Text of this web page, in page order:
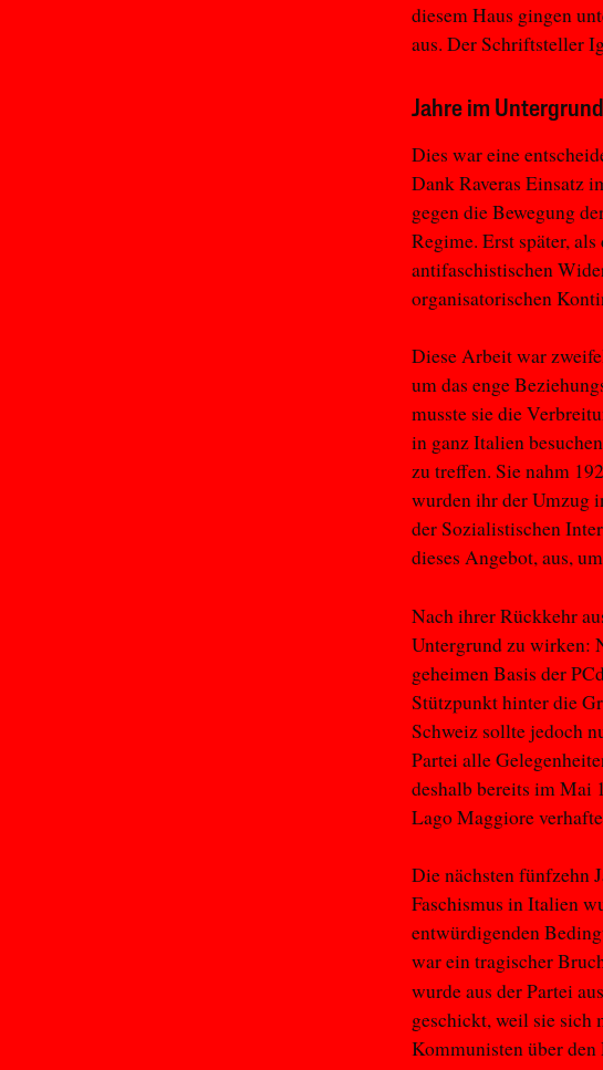
diesem Haus gingen
aus. Der Schriftsteller
Jahre im Untergrund
Dies war eine
Dank Raveras Einsatz
gegen die Bewegung
Regime. Erst später,
antifaschistischen
organisatorischen
Diese Arbeit war
um das enge
musste sie die
in ganz Italien
zu treffen. Sie nahm
wurden ihr der Umzug
der Sozialistischen
dieses Angebot, aus,
Nach ihrer Rückkehr
Untergrund zu wirken:
geheimen Basis der
Stützpunkt hinter die
Schweiz sollte jedoch
Partei alle
deshalb bereits im Mai
Lago Maggiore
Die nächsten fünfzehn
Faschismus in Italien
entwürdigenden
war ein tragischer
wurde aus der Partei
geschickt, weil sie sich
Kommunisten über